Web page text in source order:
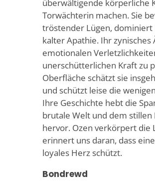
überwältigende körperliche
Torwächterin machen. Sie
tröstender Lügen,
kalter Apathie. Ihr
emotionalen
unerschütterlichen Kraft zu
Oberfläche schätzt sie
und schützt leise die
Ihre Geschichte hebt die
brutale Welt und dem
hervor. Ozen verkörpert die
erinnert uns daran, dass
loyales Herz schützt.
Bondrewd